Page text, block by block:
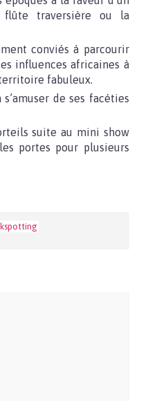
flûte traversière ou la
conviés à parcourir
influences africaines à
fabuleux.
de ses facéties
suite au mini show
portes pour plusieurs